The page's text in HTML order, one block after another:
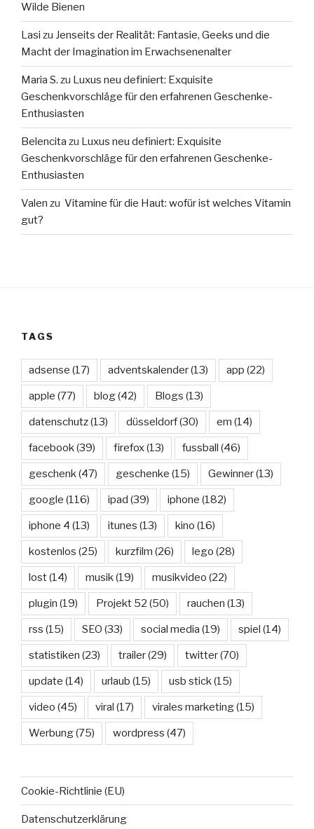
Wilde Bienen
Lasi zu Jenseits der Realität: Fantasie, Geeks und die
Macht der Imagination im Erwachsenenalter
Maria S. zu Luxus neu definiert: Exquisite
Geschenkvorschläge für den erfahrenen Geschenke-
Enthusiasten
Belencita zu Luxus neu definiert: Exquisite
Geschenkvorschläge für den erfahrenen Geschenke-
Enthusiasten
Valen zu Vitamine für die Haut: wofür ist welches Vitamin
gut?
TAGS
adsense (17) adventskalender(13) app (22)
apple (77) blog(42) Blogs (13)
datenschutz(13) düsseldorf(30) em (14)
facebook(39) firefox(13) fussball (46)
geschenk(47) geschenke (15) Gewinner(13)
google (116) ipad (39) iphone (182)
iphone 4 (13) itunes (13) kino (16)
kostenlos (25) kurzfilm (26) lego (28)
lost(14) musik(19) musikvideo (22)
plugin (19) Projekt 52 (50) rauchen (13)
rss (15) SEO (33) social media (19) spiel (14)
statistiken (23) trailer(29) twitter(70)
update (14) urlaub (15) usb stick(15)
video (45) viral (17) virales marketing(15)
Werbung(75) wordpress (47)
Cookie-Richtlinie (EU)
Datenschutzerklärung